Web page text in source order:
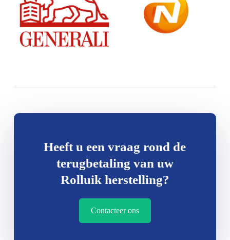
Heeft u een vraag rond de
terugbetaling van uw
Rolluik herstelling?
Contacteer ons